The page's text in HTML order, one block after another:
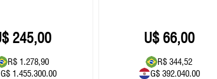
245,00
R$ 1.278,90
G$ 1.455.300.00
66,00
R$ 344,52
G$ 392.040.00